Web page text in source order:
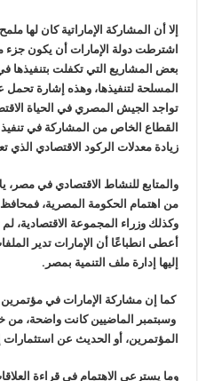
إلا أن المشاركة الإماراتية كان لها
اشترطت دولة الإمارات أن يكون جزء
بعض المشاريع التي تكفلت بتنفيذها
المسلحة لتنفيذها، وهذه إشارة تحمل
تواجد الجيش المصري في الحياة
القطاع الخاص من المشاركة في
زيادة معدلات الركود الاقتصادي الذي
والمتابع للنشاط الاقتصادي في مصر،
من اهتمام الحكومة المصرية،
وكذلك وزراء المجموعة الاقتصادية، لم
أعطى انطباعًا أن الإمارات تدير
إليها إدارة ملف التنمية بمصر .
كما إن مشاركة الإمارات في
وسبتمبر الماضيين كانت واضحة،
المؤتمرين، أو الحديث عن استثمارات
وما يسترعي الاهتمام في قراءة